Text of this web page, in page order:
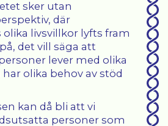
sker utan
där
livsvillkor lyfts fram
det vill säga att
lever med olika
olika behov av stöd
kan då bli att vi
personer som